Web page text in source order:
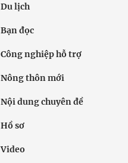
Du lịch
Bạn đọc
Công nghiệp hỗ trợ
Nông thôn mới
Nội dung chuyên đề
Hồ sơ
Video